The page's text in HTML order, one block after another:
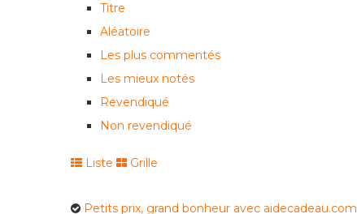
Titre
Aléatoire
Les plus commentés
Les mieux notés
Revendiqué
Non revendiqué
Liste Grille
Petits prix, grand bonheur avec aidecadeau.com